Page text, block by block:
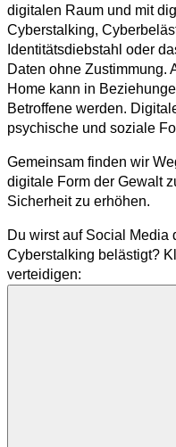
digitalen Raum und mit
Cyberstalking,
Identitätsdiebstahl oder
Daten ohne Zustimmung.
Home kann in
Betroffene werden.
psychische und soziale
Gemeinsam finden wir
digitale Form der Gewalt
Sicherheit zu erhöhen.
Du wirst auf Social Media
Cyberstalking belästigt?
verteidigen: